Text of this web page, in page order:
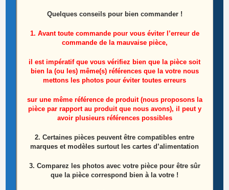
15,00€ Le
initial
était :
15,00€.
7,50€Le
actuel
est :
7,50€.
Ajouter au panier
Quelques conseils pour bien commander !
1. Avant toute commande pour vous éviter l’erreur de
commande de la mauvaise pièce,
il est impératif que vous vérifiez bien que la pièce soit
bien la (ou les) même(s) références que la votre nous
mettons les photos pour éviter toutes erreurs
sur une même référence de produit (nous proposons la
pièce par rapport au produit que nous avons), il peut y
avoir plusieurs références possibles
2. Certaines pièces peuvent être compatibles entre
marques et modèles surtout les cartes d’alimentation
3. Comparez les photos avec votre pièce pour être sûr
que la pièce correspond bien à la votre !